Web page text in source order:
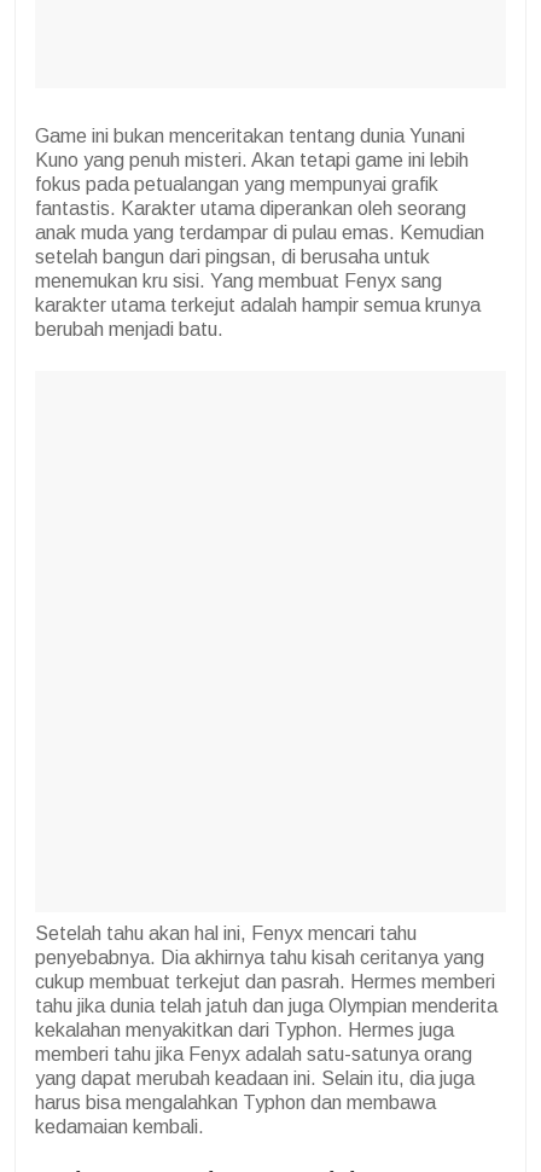
Game ini bukan menceritakan tentang dunia Yunani
Kuno yang penuh misteri. Akan tetapi game ini lebih
fokus pada petualangan yang mempunyai grafik
fantastis. Karakter utama diperankan oleh seorang
anak muda yang terdampar di pulau emas. Kemudian
setelah bangun dari pingsan, di berusaha untuk
menemukan kru sisi. Yang membuat Fenyx sang
karakter utama terkejut adalah hampir semua krunya
berubah menjadi batu.
Setelah tahu akan hal ini, Fenyx mencari tahu
penyebabnya. Dia akhirnya tahu kisah ceritanya yang
cukup membuat terkejut dan pasrah. Hermes memberi
tahu jika dunia telah jatuh dan juga Olympian menderita
kekalahan menyakitkan dari Typhon. Hermes juga
memberi tahu jika Fenyx adalah satu-satunya orang
yang dapat merubah keadaan ini. Selain itu, dia juga
harus bisa mengalahkan Typhon dan membawa
kedamaian kembali.